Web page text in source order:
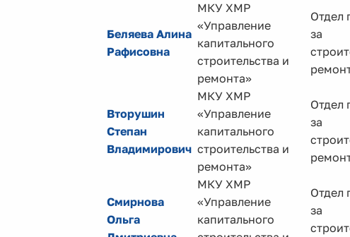
Беляева Алина
Рафисовна
МКУ ХМР
«Управление
капитального
строительства и
ремонта»
Отдел
за
Вторушин
Степан
Владимирович
МКУ ХМР
«Управление
капитального
строительства и
ремонта»
Отдел
за
Смирнова
Ольга
МКУ ХМР
«Управление
капитального
Отдел
за